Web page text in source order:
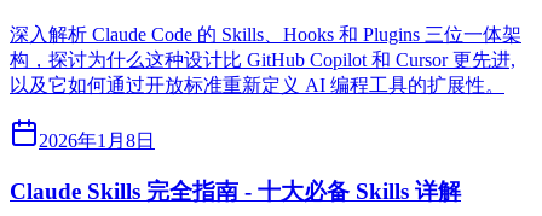
深入解析 Claude Code 的 Skills、Hooks 和 Plugins 三位一体架
构，探讨为什么这种设计比 GitHub Copilot 和 Cursor 更先进,
以及它如何通过开放标准重新定义 AI 编程工具的扩展性。
2026年1月8日
Claude Skills 完全指南 - 十大必备 Skills 详解